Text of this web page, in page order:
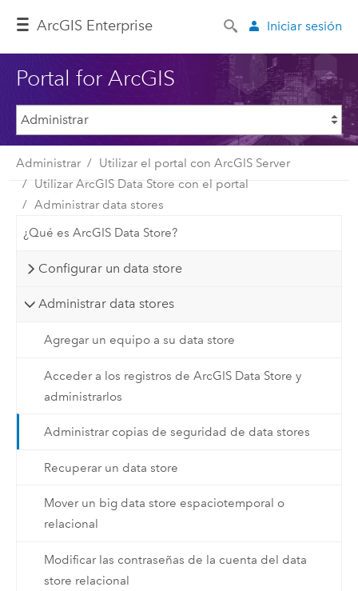
ArcGIS Enterprise Iniciar sesión
Portal for ArcGIS
Administrar
Utilizar el portal con ArcGIS Server
Utilizar ArcGIS Data Store con el portal
Administrar data stores
¿Qué es ArcGIS Data Store?
Configurar un data store
Administrar data stores
Agregar un equipo a su data store
Acceder a los registros de ArcGIS Data Store y
administrarlos
Administrar copias de seguridad de data stores
Recuperar un data store
Mover un big data store espaciotemporal o
relacional
Modificar las contraseñas de la cuenta del data
store relacional